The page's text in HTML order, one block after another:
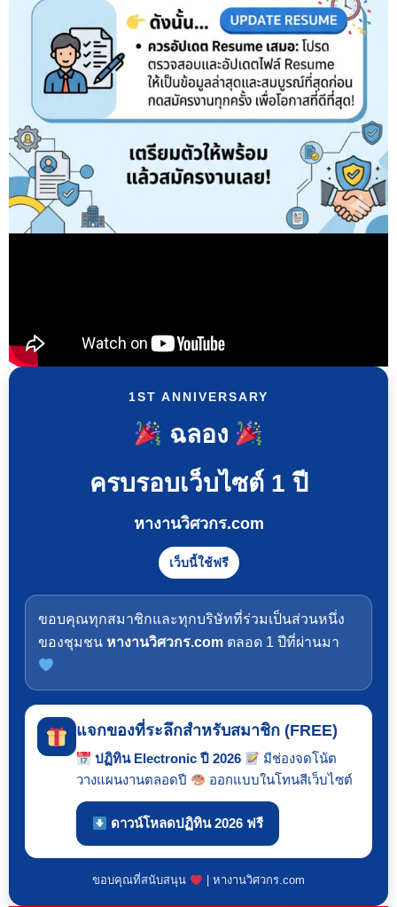
1ST ANNIVERSARY
ฉลอง
ครบรอบเว็บไซต์ 1 ปี
หางานวิศวกร.com
เว็บนี้ใช้ฟรี
ขอบคุณทุกสมาชิกและทุกบริษัทที่ร่วมเป็นส่วนหนึ่ง
ของชุมชน หางานวิศวกร.com ตลอด 1 ปีที่ผ่านมา
แจกของที่ระลึกสำหรับสมาชิก (FREE)
ปฏิทิน Electronic ปี 2026
มีช่องจดโน้ต
วางแผนงานตลอดปี
ออกแบบในโทนสีเว็บไซต์
ดาวน์โหลดปฏิทิน 2026 ฟรี
ขอบคุณที่สนับสนุน | หางานวิศวกร.com